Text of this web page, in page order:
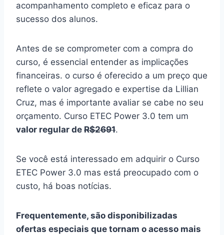
acompanhamento completo e eficaz para o
sucesso dos alunos.
Antes de se comprometer com a compra do
curso, é essencial entender as implicações
financeiras. o curso é oferecido a um preço que
reflete o valor agregado e expertise da Lillian
Cruz, mas é importante avaliar se cabe no seu
orçamento. Curso ETEC Power 3.0 tem um
valor regular de R$2691.
Se você está interessado em adquirir o Curso
ETEC Power 3.0 mas está preocupado com o
custo, há boas notícias.
Frequentemente, são disponibilizadas
ofertas especiais que tornam o acesso mais